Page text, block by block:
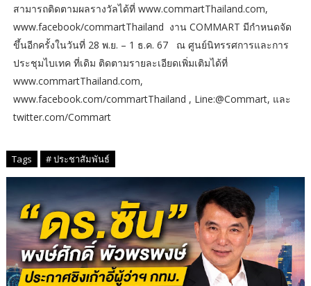
สามารถติดตามผลรางวัลได้ที่ www.commartThailand.com,
www.facebook/commartThailand งาน COMMART มีกำหนดจัด
ขึ้นอีกครั้งในวันที่ 28 พ.ย. – 1 ธ.ค. 67 ณ ศูนย์นิทรรศการและการ
ประชุมไบเทค ที่เดิม ติดตามรายละเอียดเพิ่มเติมได้ที่
www.commartThailand.com,
www.facebook.com/commartThailand , Line:@Commart, และ
twitter.com/Commart
Tags # ประชาสัมพันธ์